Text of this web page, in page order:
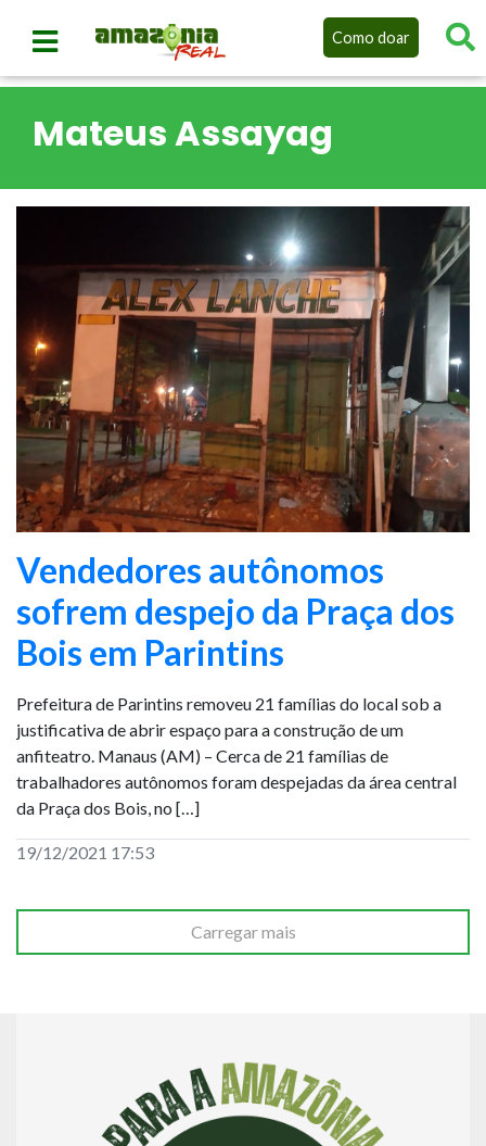
Como doar
Mateus Assayag
Vendedores autônomos
sofrem despejo da Praça dos
Bois em Parintins
Prefeitura de Parintins removeu 21 famílias do local sob a
justificativa de abrir espaço para a construção de um
anfiteatro. Manaus (AM) – Cerca de 21 famílias de
trabalhadores autônomos foram despejadas da área central
da Praça dos Bois, no […]
19/12/2021 17:53
Carregar mais